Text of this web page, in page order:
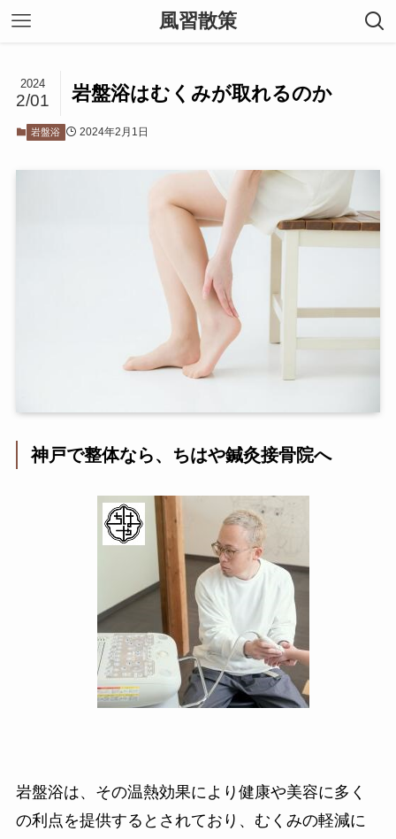
風習散策
岩盤浴はむくみが取れるのか
2024
2/01
岩盤浴 2024年2月1日
神戸で整体なら、ちはや鍼灸接骨院へ
岩盤浴は、その温熱効果により健康や美容に多く
の利点を提供するとされており、むくみの軽減に